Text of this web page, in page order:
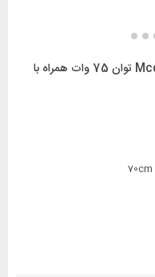
شارژر فندکی مک دودو Mcdodo CC-1560 توان 75 وات همراه با